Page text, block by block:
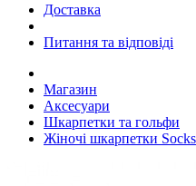
Доставка
Питання та відповіді
Магазин
Аксесуари
Шкарпетки та гольфи
Жіночі шкарпетки